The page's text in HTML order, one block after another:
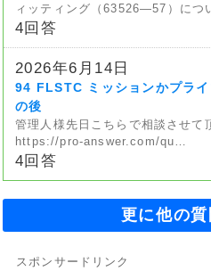
ィッティング（63526—57）につ
4回答
2026年6月14日
94 FLSTC ミッションかプラ
の後
管理人様先日こちらで相談させて
https://pro-answer.com/qu…
4回答
更に他の
スポンサードリンク